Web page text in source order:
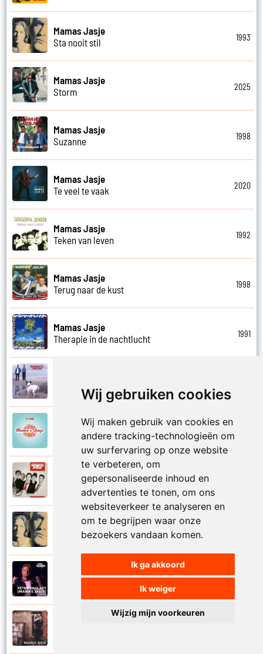
Wij gebruiken cookies
Wij maken gebruik van cookies en
andere tracking-technologieën om
uw surfervaring op onze website
te verbeteren, om
gepersonaliseerde inhoud en
advertenties te tonen, om ons
websiteverkeer te analyseren en
om te begrijpen waar onze
bezoekers vandaan komen.
Ik ga akkoord
Ik weiger
Wijzig mijn voorkeuren
Mamas Jasje
Sta nooit stil
1993
Mamas Jasje
Storm
2025
Mamas Jasje
Suzanne
1998
Mamas Jasje
Te veel te vaak
2020
Mamas Jasje
Teken van leven
1992
Mamas Jasje
Terug naar de kust
1998
Mamas Jasje
Therapie in de nachtlucht
1991
Thuis ben
Mamas Jasje
2006
Mamas Jasje
Tot aan de maan en terug
Mamas Jasje
Troebele tijden
Mamas Jasje
2020